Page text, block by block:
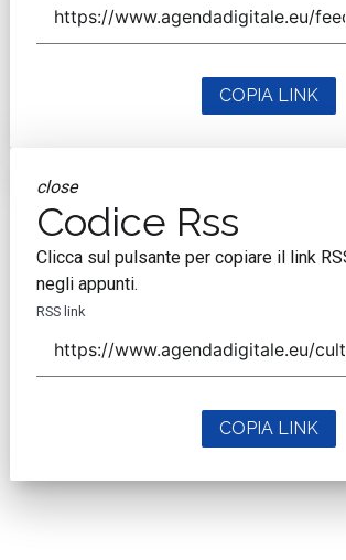
COPIA LINK
close
Codice Rss
Clicca sul pulsante per copiare il link
negli appunti.
RSS link
COPIA LINK